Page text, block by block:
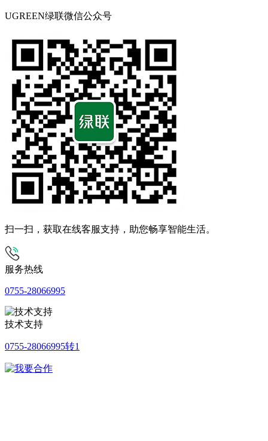
UGREEN绿联微信公众号
扫一扫，获取在线客服支持，助您畅享智能生活。
服务热线
0755-28066995
技术支持
0755-28066995转1